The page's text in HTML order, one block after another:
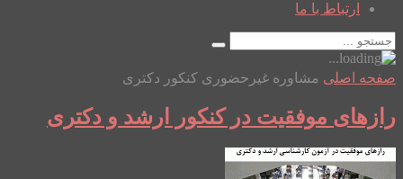
ارتباط با ما
صفحه اصلی مشاوره غیرحضوری کنکور دکتری
رازهای موفقیت در کنکور ارشد و دکتری